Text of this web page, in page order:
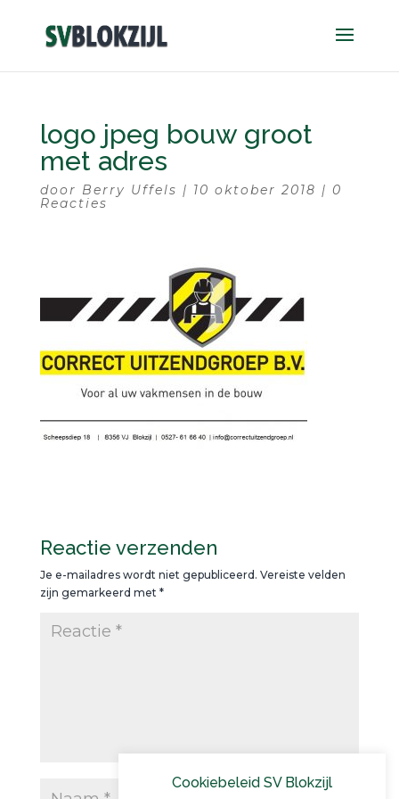
logo jpeg bouw groot
met adres
door Berry Uffels | 10 oktober 2018 | 0
Reacties
Reactie verzenden
Je e-mailadres wordt niet gepubliceerd. Vereiste velden
zijn gemarkeerd met *
Cookiebeleid SV Blokzijl